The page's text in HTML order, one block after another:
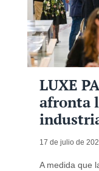
LUXE
afronta
17 de julio de
A medida que